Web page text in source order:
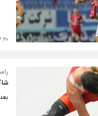
۱۷:۲۰ -